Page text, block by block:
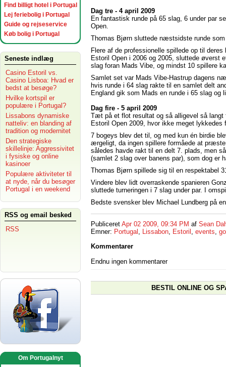
Find billigt hotel i Portugal
Lej feriebolig i Portugal
Guide og rejseservice
Køb bolig i Portugal
Seneste indlæg
Casino Estoril vs.
Casino Lisboa: Hvad er
bedst at besøge?
Hvilke kortspil er
populære i Portugal?
Lissabons dynamiske
natteliv: en blanding af
tradition og modernitet
Den strategiske
skillelinje: Aggressivitet
i fysiske og online
kasinoer
Populære aktiviteter til
at nyde, når du besøger
Portugal i en weekend
RSS og email besked
RSS
Om Portugalnyt
Dag tre - 4 april 2009
En fantastisk runde på 65 slag, 6 under par
Open.
Thomas Bjørn sluttede næstsidste runde som
Flere af de professionelle spillede op til
Estoril Open i 2006 og 2005, sluttede øverst
slag foran Mads Vibe, og mindst 10 spillere
Samlet set var Mads Vibe-Hastrup dagens
hvis runde i 64 slag rakte til en samlet delt
England gik som Mads en runde i 65 slag
Dag fire - 5 april 2009
Tæt på et flot resultat og så alligevel så langt
Estoril Open 2009, hvor ikke meget lykkedes
7 bogeys blev det til, og med kun én birdie
ærgeligt, da ingen spillere formåede at
således havde rakt til en delt 7. plads, men
(samlet 2 slag over banens par), som dog er
Thomas Bjørn spillede sig til en respektabel
Vindere blev lidt overraskende spanieren
sluttede turneringen i 7 slag under par. I
Bedste svensker blev Michael Lundberg på
Publiceret Apr 02 2009, 09:34 PM af Sean
Emner: Portugal , Lissabon, Estoril , events,
Kommentarer
Endnu ingen kommentarer
BESTIL ONLINE OG